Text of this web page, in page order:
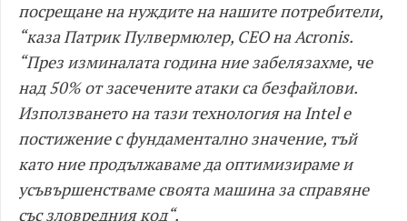
посрещане на нуждите на нашите потребители,
“каза Патрик Пулвермюлер, CEO на Acronis.
“През изминалата година ние забелязахме, че
над 50% от засечените атаки са безфайлови.
Използването на тази технология на Intel е
постижение с фундаментално значение, тъй
като ние продължаваме да оптимизираме и
усъвършенстваме своята машина за справяне
със зловредния код“.